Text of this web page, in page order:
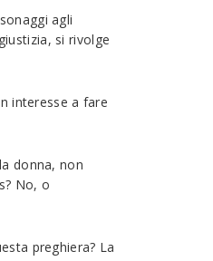
agli
si rivolge
interesse a fare
donna, non
No, o
preghiera? La